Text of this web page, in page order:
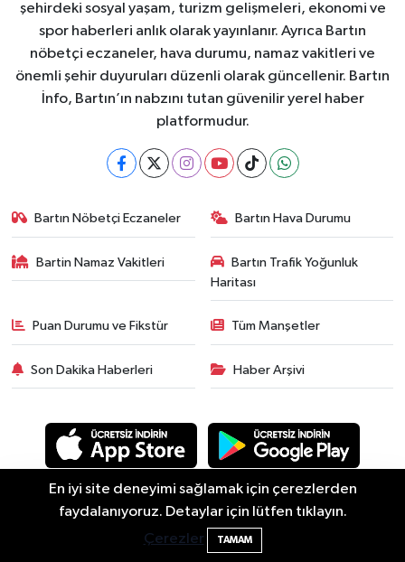
şehirdeki sosyal yaşam, turizm gelişmeleri, ekonomi ve
spor haberleri anlık olarak yayınlanır. Ayrıca Bartın
nöbetçi eczaneler, hava durumu, namaz vakitleri ve
önemli şehir duyuruları düzenli olarak güncellenir. Bartın
İnfo, Bartın’ın nabzını tutan güvenilir yerel haber
platformudur.
Bartın Nöbetçi Eczaneler Bartın Hava Durumu
Bartin Namaz Vakitleri
Bartın Trafik Yoğunluk
Haritası
Puan Durumu ve Fikstür Tüm Manşetler
Son Dakika Haberleri Haber Arşivi
Asayiş Güncel Siyaset Spor Yaşam
Eğitim
Sağlık Sivil Toplum
En iyi site deneyimi sağlamak için çerezlerden
faydalanıyoruz. Detaylar için lütfen tıklayın.
Çerezler
TAMAM
2 Buzağı Hediyeli Bal Festivalinde Hande
Ünsal Sahne Alacak